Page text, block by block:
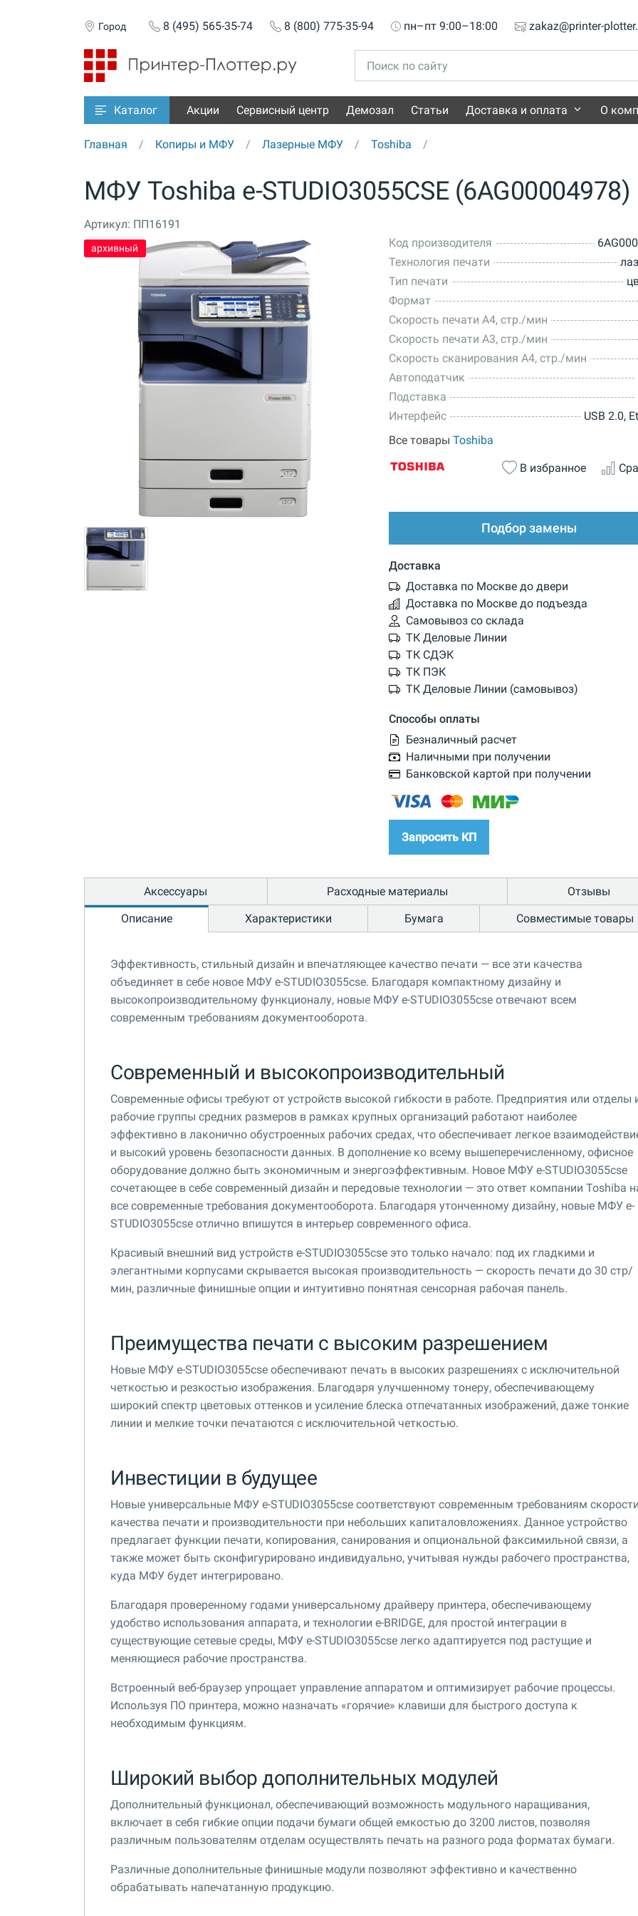
Город 8 (495) 565-35-74 8 (800) 775-35-94 пн–пт 9:00–18:00 zakaz@printer-
Каталог Акции Сервисный центр Демозал Статьи Доставка и оплата О
Главная Копиры и МФУ Лазерные МФУ Toshiba
МФУ Toshiba e-STUDIO3055CSE (6AG00004978)
Артикул: ПП16191
архивный Код производителя
Технология печати
Тип печати
Формат
Скорость печати A4, стр./мин
Скорость печати А3, стр./мин
Скорость сканирования А4, стр./мин
Автоподатчик
Подставка
Интерфейс
USB 2.0,
Все товары Toshiba
В избранное
Подбор замены
Доставка
Доставка по Москве до двери
Доставка по Москве до подъезда
Самовывоз со склада
ТК Деловые Линии
ТК СДЭК
ТК ПЭК
ТК Деловые Линии (самовывоз)
Способы оплаты
Безналичный расчет
Наличными при получении
Банковской картой при получении
Запросить КП
Аксессуары Расходные материалы
Отзывы
Описание
Характеристики Бумага Совместимые товары
Эффективность, стильный дизайн и впечатляющее качество печати — все эти качества
объединяет в себе новое МФУ e-STUDIO3055cse. Благодаря компактному дизайну и
высокопроизводительному функционалу, новые МФУ e-STUDIO3055cse отвечают всем
современным требованиям документооборота.
Современный и высокопроизводительный
Современные офисы требуют от устройств высокой гибкости в работе. Предприятия или отделы
рабочие группы средних размеров в рамках крупных организаций работают наиболее
эффективно в лаконично обустроенных рабочих средах, что обеспечивает легкое
и высокий уровень безопасности данных. В дополнение ко всему вышеперечисленному, офисное
оборудование должно быть экономичным и энергоэффективным. Новое МФУ e-STUDIO3055cse
сочетающее в себе современный дизайн и передовые технологии — это ответ компании Toshiba
все современные требования документооборота. Благодаря утонченному дизайну, новые МФУ e-
STUDIO3055cse отлично впишутся в интерьер современного офиса.
Красивый внешний вид устройств e-STUDIO3055cse это только начало: под их гладкими и
элегантными корпусами скрывается высокая производительность — скорость печати до 30 стр/
мин, различные финишные опции и интуитивно понятная сенсорная рабочая панель.
Преимущества печати с высоким разрешением
Новые МФУ e-STUDIO3055cse обеспечивают печать в высоких разрешениях с исключительной
четкостью и резкостью изображения. Благодаря улучшенному тонеру, обеспечивающему
широкий спектр цветовых оттенков и усиление блеска отпечатанных изображений, даже тонкие
линии и мелкие точки печатаются с исключительной четкостью.
Инвестиции в будущее
Новые универсальные МФУ e-STUDIO3055cse соответствуют современным требованиям
качества печати и производительности при небольших капиталовложениях. Данное устройство
предлагает функции печати, копирования, санирования и опциональной факсимильной связи, а
также может быть сконфигурировано индивидуально, учитывая нужды рабочего пространства,
куда МФУ будет интегрировано.
Благодаря проверенному годами универсальному драйверу принтера, обеспечивающему
удобство использования аппарата, и технологии e-BRIDGE, для простой интеграции в
существующие сетевые среды, МФУ e-STUDIO3055cse легко адаптируется под растущие и
меняющиеся рабочие пространства.
Встроенный веб-браузер упрощает управление аппаратом и оптимизирует рабочие процессы.
Используя ПО принтера, можно назначать «горячие» клавиши для быстрого доступа к
необходимым функциям.
Широкий выбор дополнительных модулей
Дополнительный функционал, обеспечивающий возможность модульного наращивания,
включает в себя гибкие опции подачи бумаги общей емкостью до 3200 листов, позволяя
различным пользователям отделам осуществлять печать на разного рода форматах бумаги.
Различные дополнительные финишные модули позволяют эффективно и качественно
обрабатывать напечатанную продукцию.